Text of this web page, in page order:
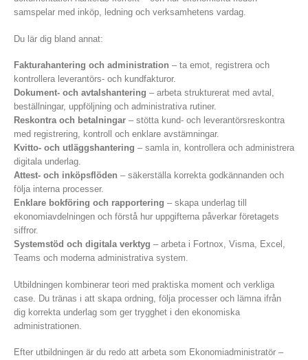
samspelar med inköp, ledning och verksamhetens vardag.
Du lär dig bland annat:
Fakturahantering och administration – ta emot, registrera och
kontrollera leverantörs- och kundfakturor.
Dokument- och avtalshantering – arbeta strukturerat med avtal,
beställningar, uppföljning och administrativa rutiner.
Reskontra och betalningar – stötta kund- och leverantörsreskontra
med registrering, kontroll och enklare avstämningar.
Kvitto- och utläggshantering – samla in, kontrollera och administrera
digitala underlag.
Attest- och inköpsflöden – säkerställa korrekta godkännanden och
följa interna processer.
Enklare bokföring och rapportering – skapa underlag till
ekonomiavdelningen och förstå hur uppgifterna påverkar företagets
siffror.
Systemstöd och digitala verktyg – arbeta i Fortnox, Visma, Excel,
Teams och moderna administrativa system.
Utbildningen kombinerar teori med praktiska moment och verkliga
case. Du tränas i att skapa ordning, följa processer och lämna ifrån
dig korrekta underlag som ger trygghet i den ekonomiska
administrationen.
Efter utbildningen är du redo att arbeta som Ekonomiadministratör –